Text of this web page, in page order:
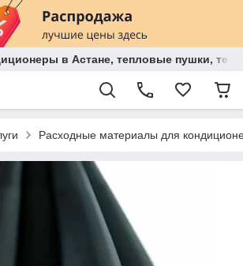
в Астане, тепловые пушки,
Расходные материалы для